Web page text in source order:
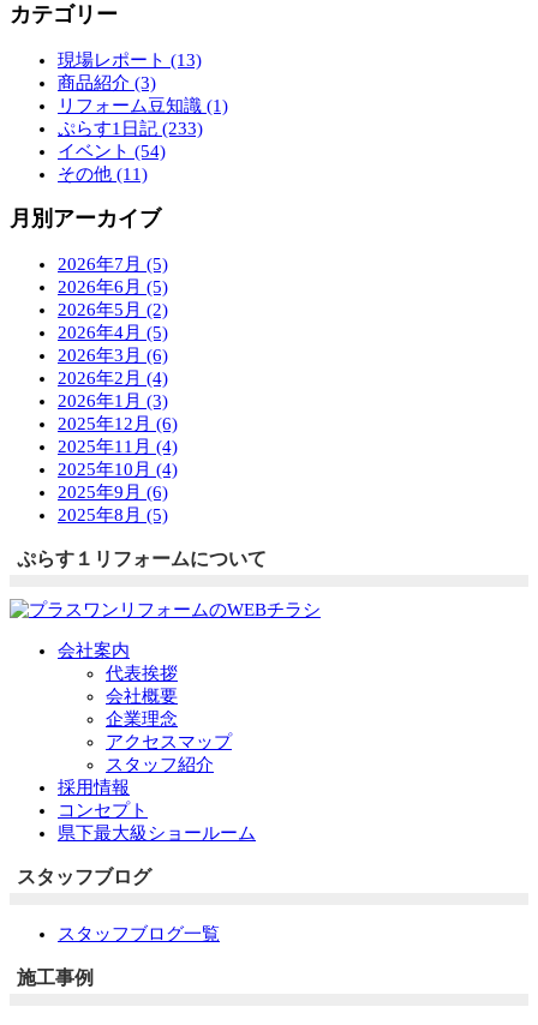
カテゴリー
現場レポート (13)
商品紹介 (3)
リフォーム豆知識 (1)
ぷらす1日記 (233)
イベント (54)
その他 (11)
月別アーカイブ
2026年7月 (5)
2026年6月 (5)
2026年5月 (2)
2026年4月 (5)
2026年3月 (6)
2026年2月 (4)
2026年1月 (3)
2025年12月 (6)
2025年11月 (4)
2025年10月 (4)
2025年9月 (6)
2025年8月 (5)
ぷらす１リフォームについて
会社案内
代表挨拶
会社概要
企業理念
アクセスマップ
スタッフ紹介
採用情報
コンセプト
県下最大級ショールーム
スタッフブログ
スタッフブログ一覧
施工事例